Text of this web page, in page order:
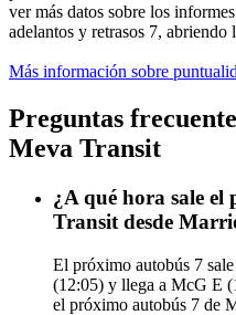
ver más datos sobre los
adelantos y retrasos 7, abriendo
Más información sobre
Preguntas
Meva Transit
¿A qué hora sale el
Transit desde
El próximo autobús 7
(12:05) y llega a McG E
el próximo autobús 7 de